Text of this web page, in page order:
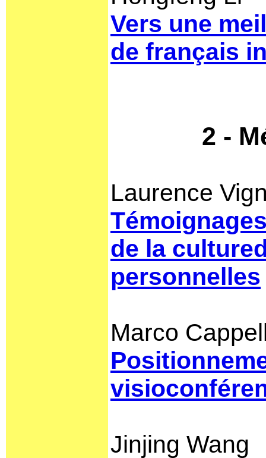
Vers une
de français
2 -
Laurence
de la culture
personnelles
Marco
Jinjing Wang